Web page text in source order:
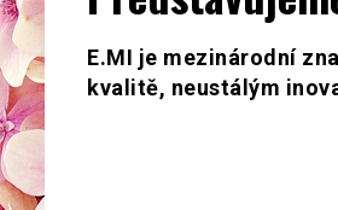
E.MI je mezinárodní
kvalitě, neustálým